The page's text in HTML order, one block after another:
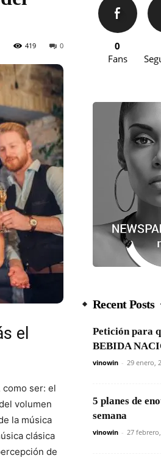
0
419
el
como ser: el
volumen
la música
clásica
de
0
Fans
Recent Posts
Petición para
BEBIDA
vinowin - 29 enero,
5 planes de
semana
vinowin - 27